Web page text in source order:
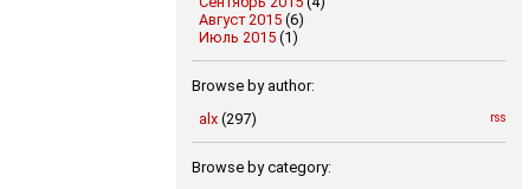
Август 2015 (6)
Июль 2015 (1)
Browse by author:
rss
alx (297)
Browse by category: